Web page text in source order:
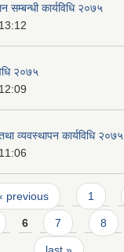
सम्बन्धी कार्यविधि २०७५
२०७५
व्यवस्थापन कार्यविधि २०७५
‹ previous 1
6 7 8